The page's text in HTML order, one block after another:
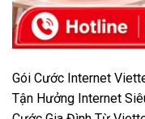
Gói Cước Internet
Tận Hưởng Internet